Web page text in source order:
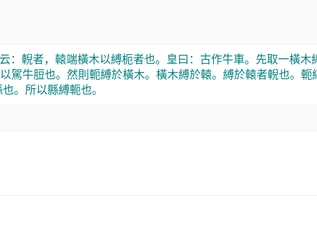
：輗者，轅端橫木以縛枙者也。皇曰：古作牛車。先取一橫木
駕牛脰也。然則軛縛於橫木。橫木縛於轅。縛於轅者輗也。軛
。所以縣縛軛也。